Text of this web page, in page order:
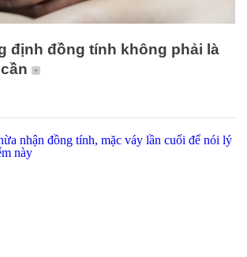
định đồng tính không phải là